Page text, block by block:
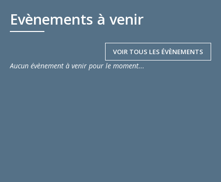
Evènements à venir
VOIR TOUS LES ÉVÈNEMENTS
Aucun évènement à venir pour le moment...